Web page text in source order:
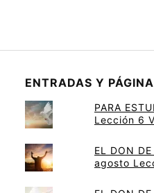
ENTRADAS Y
PARA
Lección 6
EL DON
agosto